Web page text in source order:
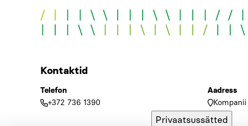
Kontaktid
Telefon
+372 736 1390
Aadress
Privaatsussätted